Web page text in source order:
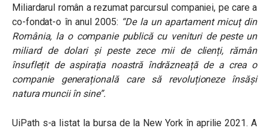
Miliardarul român a rezumat parcursul companiei, pe care a
co-fondat-o în anul 2005: “De la un apartament micuț din
România, la o companie publică cu venituri de peste un
miliard de dolari și peste zece mii de clienți, rămân
însuflețit de aspirația noastră îndrăzneață de a crea o
companie generațională care să revoluționeze însăși
natura muncii în sine”.
UiPath s-a listat la bursa de la New York în aprilie 2021. A